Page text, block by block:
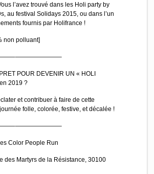
l’avez trouvé dans les Holi party by
au festival Solidays 2015, ou dans l’un
fournis par Holifrance !
non polluant]
POUR DEVENIR UN « HOLI
2019 ?
et contribuer à faire de cette
folle, colorée, festive, et décalée !
Color People Run
des Martyrs de la Résistance, 30100